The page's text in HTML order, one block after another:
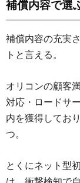
補償内容で選
補償内容の充実
トと言える。
オリコンの顧客
対応・ロードサ
内を獲得してお
つ。
とくにネット型